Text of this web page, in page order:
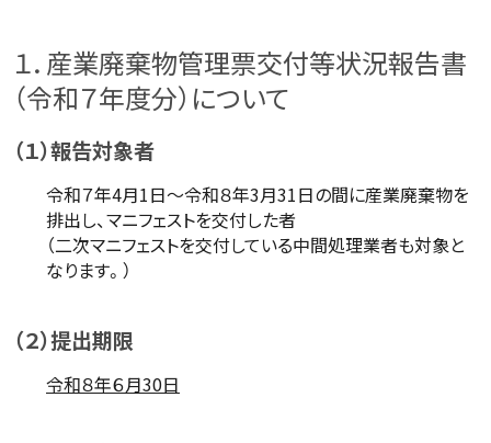
１．産業廃棄物管理票交付等状況報告書
（令和７年度分）について
（１）報告対象者
令和７年4月1日～令和８年3月31日の間に産業廃棄物を
排出し、マニフェストを交付した者
（二次マニフェストを交付している中間処理業者も対象と
なります。）
（２）提出期限
令和８年６月30日